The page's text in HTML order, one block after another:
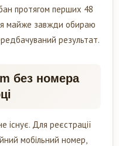
протягом перших 48
я майже завжди обираю
результат.
без номера
існує. Для реєстрації
мобільний номер,